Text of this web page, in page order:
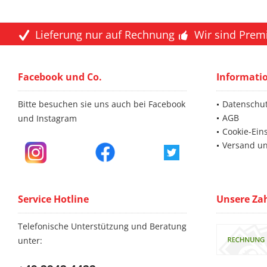
Lieferung nur auf Rechnung Wir sind
Facebook und Co.
Bitte besuchen sie uns auch bei Facebook
und Instagram
AGB
Cookie-
Versand
Service Hotline
Telefonische Unterstützung und Beratung
unter:
Unsere